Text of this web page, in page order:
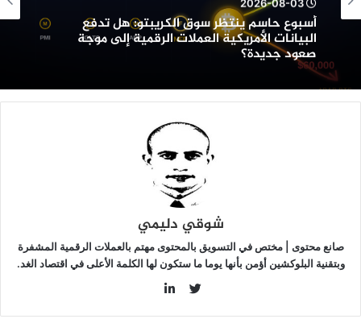
هل
تدفع
العملات
الرقمية
إلى
2026-08-03
أسبوع حاسم ينتظر سوق الكريبتو: هل تدفع
البيانات الأمريكية العملات الرقمية إلى موجة
صعود جديدة؟
شوقي دليمي
صانع محتوى | مختص في التسويق بالمحتوى مهتم بالعملات الرقمية المشفرة
وبتقنية البلوكشين أؤمن بأنها يوما ما ستكون لها الكلمة الأعلى في اقتصاد الغد.